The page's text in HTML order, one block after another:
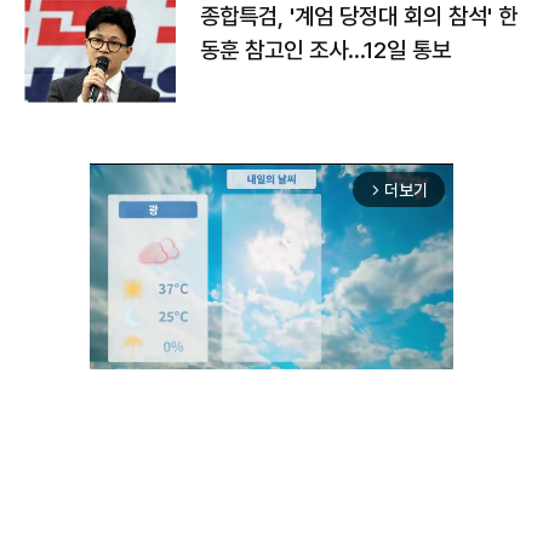
종합특검, '계엄 당정대 회의 참석' 한
동훈 참고인 조사...12일 통보
arrow_forward_ios 더보기